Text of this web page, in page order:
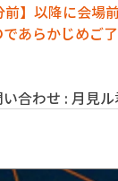
】以降に会場
あらかじめご了
合わせ : 月見